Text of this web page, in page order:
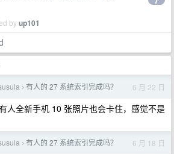
byup101
› 有人的 27 系统索引完成吗？ 6 月 22 日
人全新手机 10 张照片也会卡住，感觉不是
› 有人的 27 系统索引完成吗？ 6 月 18 日